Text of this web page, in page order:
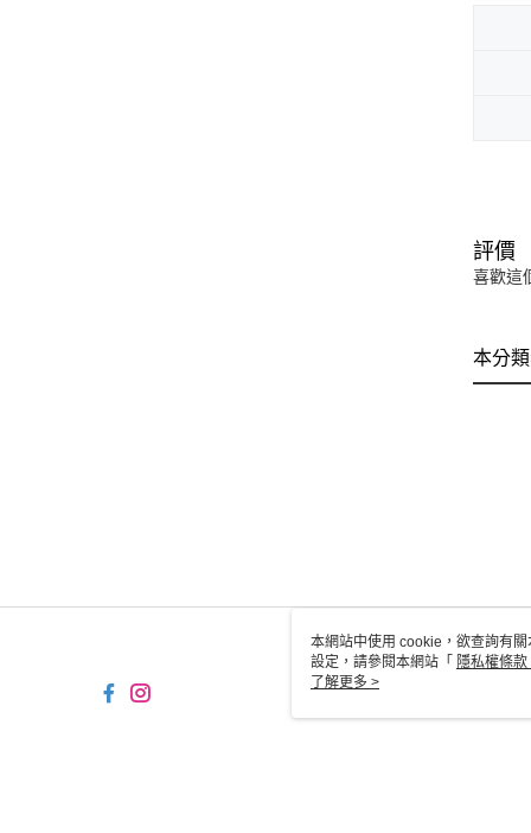
評價
喜歡這
本分
本網站中使用 cookie，欲查詢有
設定，請參閱本網站「 隱私權條款
使用 cookie。
了解更多 >